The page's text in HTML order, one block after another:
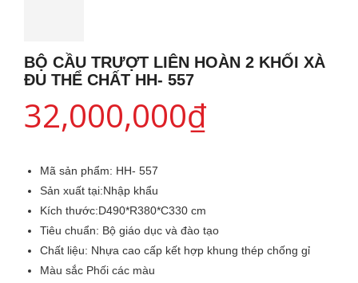
BỘ CẦU TRƯỢT LIÊN HOÀN 2 KHỐI XÀ
ĐU THỂ CHẤT HH- 557
32,000,000₫
Mã sản phẩm: HH- 557
Sản xuất tại:Nhập khẩu
Kích thước:D490*R380*C330 cm
Tiêu chuẩn: Bộ giáo dục và đào tạo
Chất liệu: Nhựa cao cấp kết hợp khung thép chống gỉ
Màu sắc Phối các màu